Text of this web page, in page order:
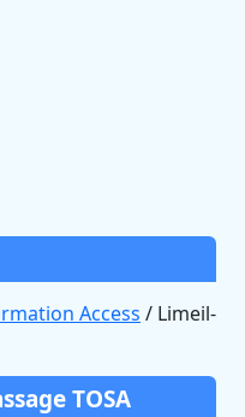
Access / Limeil-
TOSA